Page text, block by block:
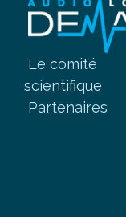
Le comité
scientifique
Partenaires